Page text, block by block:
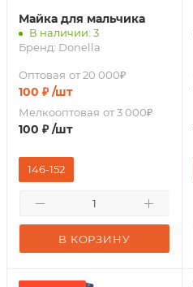
Майка для мальчика
В наличии: 3
Бренд: Donella
Оптовая от 20 000₽
100 ₽ /шт
Мелкооптовая от 3 000₽
100 ₽ /шт
В КОРЗИНУ
146-152